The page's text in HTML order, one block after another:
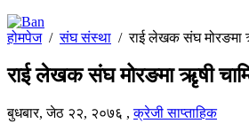
होमपेज/संघ संस्था /राई लेखक संघ मोरङमा
राई लेखक संघ मोरङमा ऋृषी
बुधबार, जेठ २२, २०७६ ,क्रेजी साप्ताहिक